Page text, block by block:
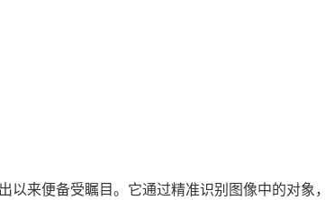
以来便备受瞩目。它通过精准识别图像中的对象